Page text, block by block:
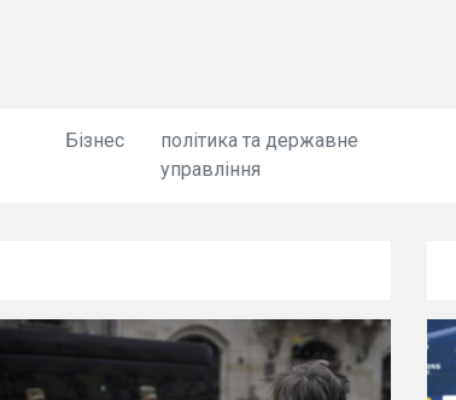
Бізнес
політика та державне
управління